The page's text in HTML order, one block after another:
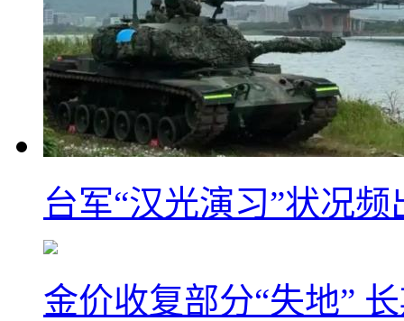
台军“汉光演习”状况
金价收复部分“失地”